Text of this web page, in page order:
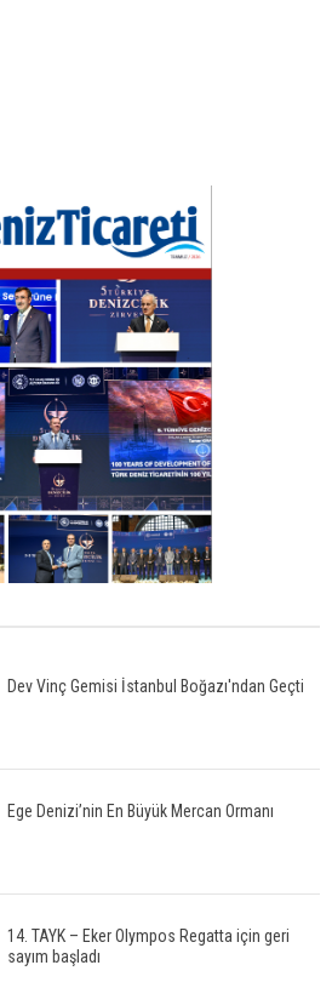
Dev Vinç Gemisi İstanbul Boğazı'ndan Geçti
Ege Denizi’nin En Büyük Mercan Ormanı
14. TAYK – Eker Olympos Regatta için geri
sayım başladı